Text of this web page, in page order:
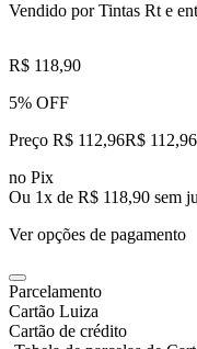
Vendido porTintas Rte
R$ 118,90
5% OFF
Preço R$ 112,96R$ 112,96
no Pix
Ou 1x de R$ 118,90 sem
Ver opções de pagamento
Parcelamento
Cartão Luiza
Cartão de crédito